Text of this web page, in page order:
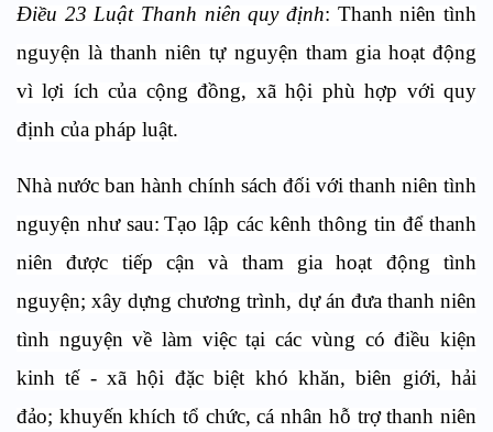
Điều 23 Luật Thanh niên quy định: Thanh niên tình
nguyện là thanh niên tự nguyện tham gia hoạt động
vì lợi ích của cộng đồng, xã hội phù hợp với quy
định của pháp luật.
Nhà nước ban hành chính sách đối với thanh niên tình
nguyện như sau: Tạo lập các kênh thông tin để thanh
niên được tiếp cận và tham gia hoạt động tình
nguyện; xây dựng chương trình, dự án đưa thanh niên
tình nguyện về làm việc tại các vùng có điều kiện
kinh tế - xã hội đặc biệt khó khăn, biên giới, hải
đảo; khuyến khích tổ chức, cá nhân hỗ trợ thanh niên